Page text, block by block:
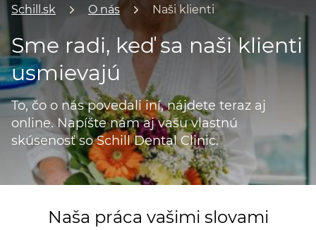
Schill.sk O nás Naši klienti
Sme radi, keď sa naši klienti
usmievajú
To, čo o nás povedali iní, nájdete teraz aj
online. Napíšte nám aj vašu vlastnú
skúsenosť so Schill Dental Clinic.
Naša práca vašimi slovami